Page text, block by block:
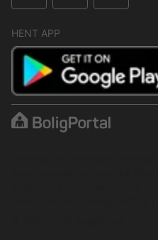
HENT APP